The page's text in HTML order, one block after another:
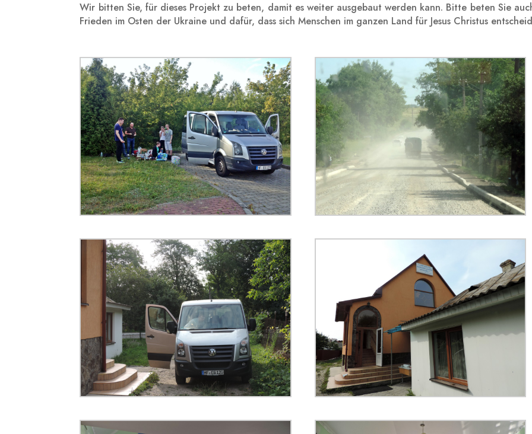
Wir bitten Sie, für dieses Projekt zu beten, damit es weiter ausgebaut werden kann. Bitte beten Sie
Frieden im Osten der Ukraine und dafür, dass sich Menschen im ganzen Land für Jesus Christus